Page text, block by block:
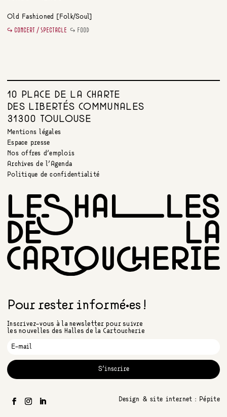
Old Fashioned [Folk/Soul]
CONCERT / SPECTACLE FOOD
10 PLACE DE LA CHARTE
DES LIBERTÉS COMMUNALES
31300 TOULOUSE
Mentions légales
Espace presse
Nos offres d’emplois
Archives de l’Agenda
Politique de confidentialité
Pour rester informé•es !
Inscrivez-vous à la newsletter pour suivre
les nouvelles des Halles de la Cartoucherie
S'inscrire
Design & site internet : Pépite